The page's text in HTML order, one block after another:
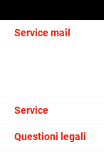
Service mail
Service
Questioni legali